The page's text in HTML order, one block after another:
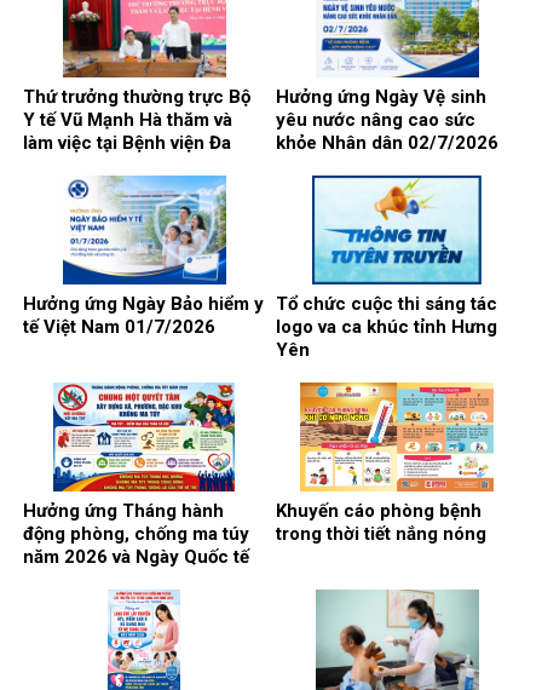
Thứ trưởng thường trực Bộ
Y tế Vũ Mạnh Hà thăm và
làm việc tại Bệnh viện Đa
Hưởng ứng Ngày Vệ sinh
yêu nước nâng cao sức
khỏe Nhân dân 02/7/2026
Hưởng ứng Ngày Bảo hiểm y
tế Việt Nam 01/7/2026
Tổ chức cuộc thi sáng tác
logo va ca khúc tỉnh Hưng
Yên
Hưởng ứng Tháng hành
động phòng, chống ma túy
năm 2026 và Ngày Quốc tế
Khuyến cáo phòng bệnh
trong thời tiết nắng nóng